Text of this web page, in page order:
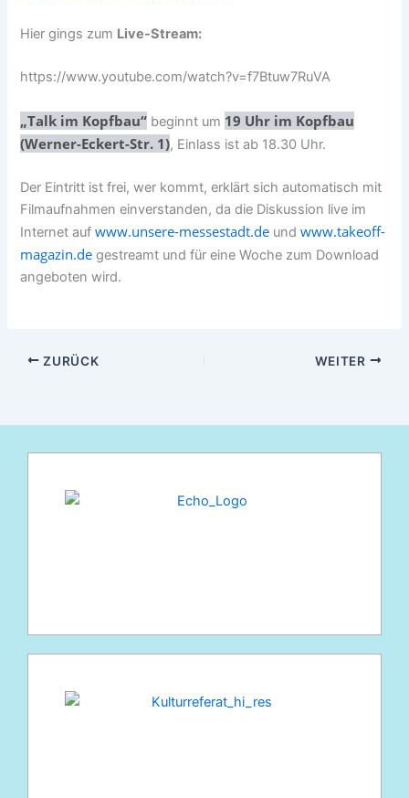
Hier gings zum Live-Stream:
https://www.youtube.com/watch?v=f7Btuw7RuVA
„Talk im Kopfbau“ beginnt um 19 Uhr im Kopfbau
(Werner-Eckert-Str. 1), Einlass ist ab 18.30 Uhr.
Der Eintritt ist frei, wer kommt, erklärt sich automatisch mit
Filmaufnahmen einverstanden, da die Diskussion live im
Internet aufwww.unsere-messestadt.de undwww.takeoff-
magazin.de gestreamt und für eine Woche zum Download
angeboten wird.
ZURÜCK WEITER